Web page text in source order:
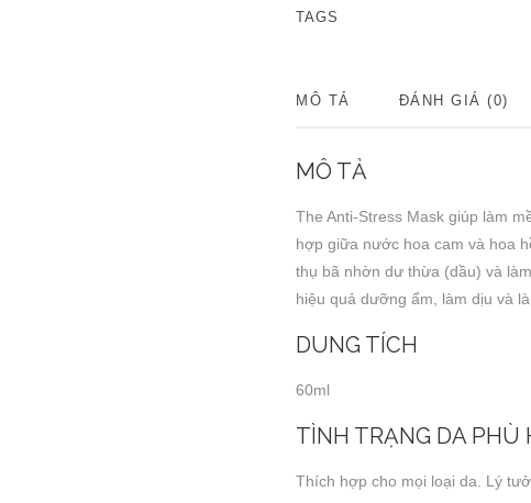
TAGS
MÔ TẢ ĐÁNH GIÁ (0)
MÔ TẢ
The Anti-Stress Mask giúp làm
hợp giữa nước hoa cam và hoa
thụ bã nhờn dư thừa (dầu) và
hiệu quả dưỡng ẩm, làm dịu và
DUNG TÍCH
60ml
TÌNH TRẠNG DA PHÙ
Thích hợp cho mọi loại da. Lý